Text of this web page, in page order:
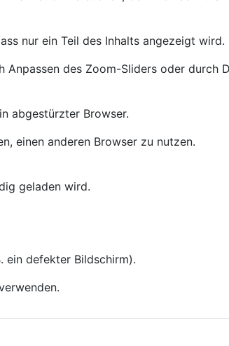
nur ein Teil des Inhalts angezeigt wird.
des Zoom-Sliders oder durch
abgestürzter Browser.
einen anderen Browser zu nutzen.
geladen wird.
ein defekter Bildschirm).